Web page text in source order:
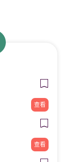
查看
查看